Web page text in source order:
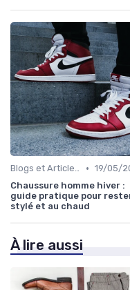
Blogs et Articles de Mode • 19/05/
Chaussure homme hiver :
guide pratique pour
stylé et au chaud
À lire aussi